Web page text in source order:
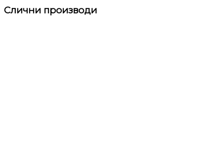
Слични производи